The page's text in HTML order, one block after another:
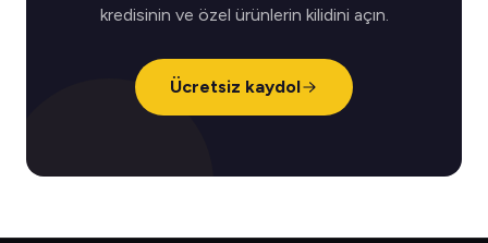
kredisinin ve özel ürünlerin kilidini açın.
Ücretsiz kaydol